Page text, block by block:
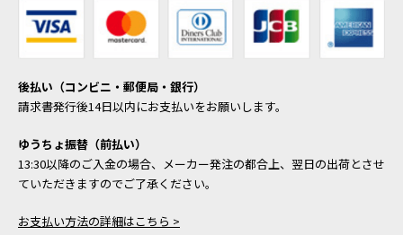
後払い（コンビニ・郵便局・銀行）
請求書発行後14日以内にお支払いをお願いします。
ゆうちょ振替（前払い）
13:30以降のご入金の場合、メーカー発注の都合上、翌日の出荷とさせ
ていただきますのでご了承ください。
お支払い方法の詳細はこちら >